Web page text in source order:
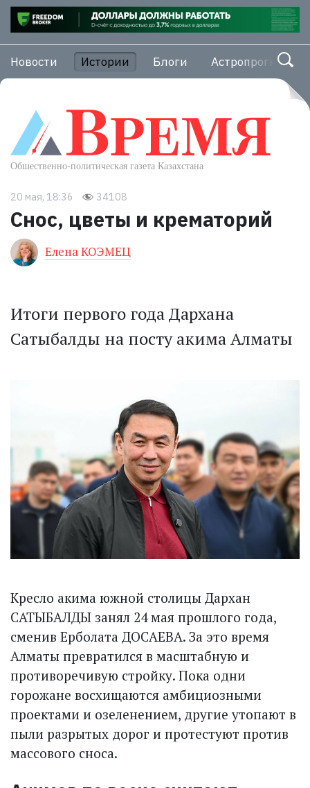
Новости Истории Блоги Астропрогноз
20 мая, 18:36 34108
Снос, цветы и крематорий
Елена КОЭМЕЦ
Итоги первого года Дархана
Сатыбалды на посту акима Алматы
Кресло акима южной столицы Дархан
САТЫБАЛДЫ занял 24 мая прошлого года,
сменив Ерболата ДОСАЕВА. За это время
Алматы превратился в масштабную и
противоречивую стройку. Пока одни
горожане восхищаются амбициозными
проектами и озеленением, другие утопают в
пыли разрытых дорог и протестуют против
массового сноса.